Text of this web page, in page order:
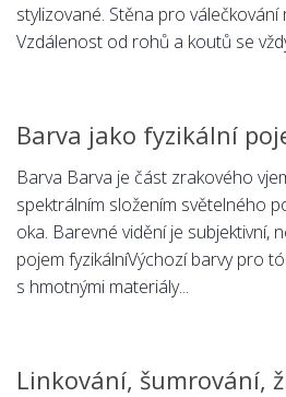
stylizované. Stěna pro
Vzdálenost od rohů a koutů se
Barva jako fyzikální
Barva Barva je část zrakového
spektrálním složením světelného
oka. Barevné vidění je subjektivní,
pojem fyzikálníVýchozí barvy pro
s hmotnými materiály...
Linkování, šumrování,